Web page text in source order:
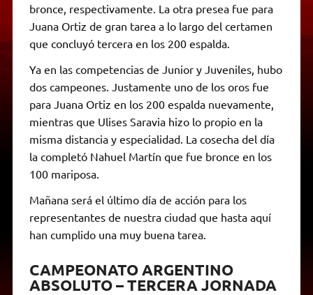
bronce, respectivamente. La otra presea fue para
Juana Ortiz de gran tarea a lo largo del certamen
que concluyó tercera en los 200 espalda.
Ya en las competencias de Junior y Juveniles, hubo
dos campeones. Justamente uno de los oros fue
para Juana Ortiz en los 200 espalda nuevamente,
mientras que Ulises Saravia hizo lo propio en la
misma distancia y especialidad. La cosecha del día
la completó Nahuel Martín que fue bronce en los
100 mariposa.
Mañana será el último día de acción para los
representantes de nuestra ciudad que hasta aquí
han cumplido una muy buena tarea.
CAMPEONATO ARGENTINO
ABSOLUTO – TERCERA JORNADA